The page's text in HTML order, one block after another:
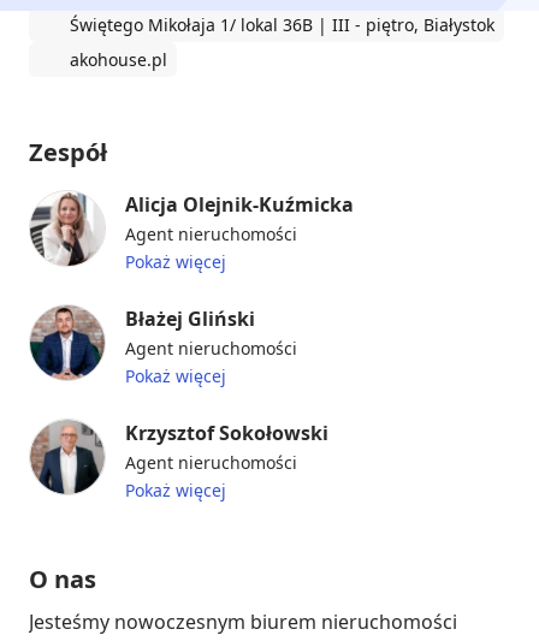
Świętego Mikołaja 1/ lokal 36B | III - piętro, Białystok
akohouse.pl
Zespół
Alicja Olejnik-Kuźmicka
Agent nieruchomości
Pokaż więcej
Błażej Gliński
Agent nieruchomości
Pokaż więcej
Krzysztof Sokołowski
Agent nieruchomości
Pokaż więcej
O nas
Jesteśmy nowoczesnym biurem nieruchomości